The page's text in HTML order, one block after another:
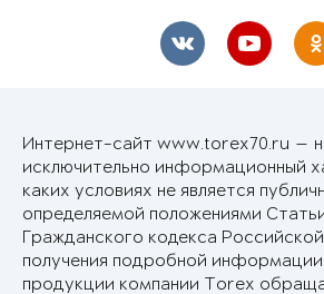
Интернет-сайт www.torex70.ru —
исключительно информационный
каких условиях не является
определяемой положениями
Гражданского кодекса
получения подробной
продукции компании Torex